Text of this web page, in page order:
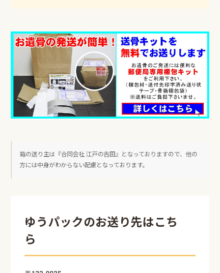
箱の送り主は『合同会社 江戸の吉田』となっておりますので、他の
方には中身がわからない配慮となっております。
ゆうパックのお送り先はこち
ら